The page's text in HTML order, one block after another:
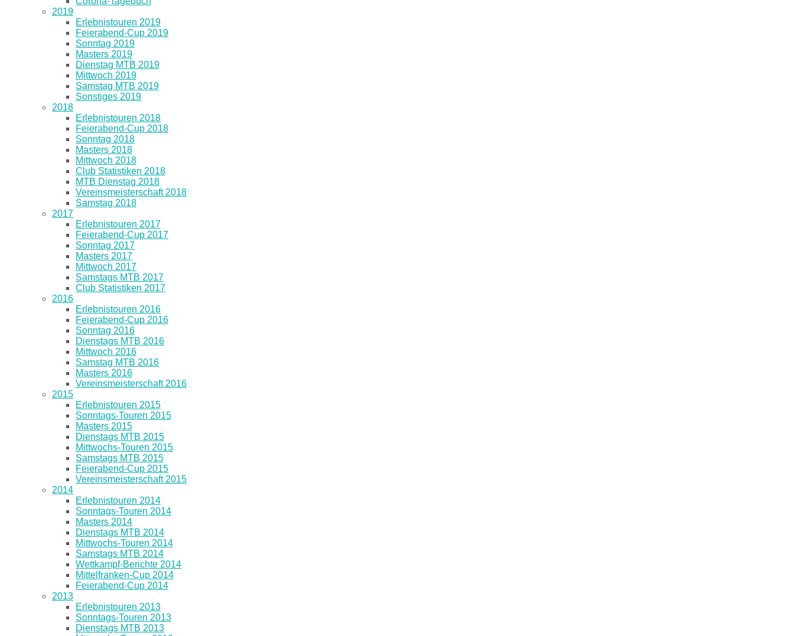
2019
Erlebnistouren 2019
Feierabend-Cup 2019
Sonntag 2019
Masters 2019
Dienstag MTB 2019
Mittwoch 2019
Samstag MTB 2019
Sonstiges 2019
2018
Erlebnistouren 2018
Feierabend-Cup 2018
Sonntag 2018
Masters 2018
Mittwoch 2018
Club Statistiken 2018
MTB Dienstag 2018
Vereinsmeisterschaft 2018
Samstag 2018
2017
Erlebnistouren 2017
Feierabend-Cup 2017
Sonntag 2017
Masters 2017
Mittwoch 2017
Samstags MTB 2017
Club Statistiken 2017
2016
Erlebnistouren 2016
Feierabend-Cup 2016
Sonntag 2016
Dienstags MTB 2016
Mittwoch 2016
Samstag MTB 2016
Masters 2016
Vereinsmeisterschaft 2016
2015
Erlebnistouren 2015
Sonntags-Touren 2015
Masters 2015
Dienstags MTB 2015
Mittwochs-Touren 2015
Samstags MTB 2015
Feierabend-Cup 2015
Vereinsmeisterschaft 2015
2014
Erlebnistouren 2014
Sonntags-Touren 2014
Masters 2014
Dienstags MTB 2014
Mittwochs-Touren 2014
Samstags MTB 2014
Wettkampf-Berichte 2014
Mittelfranken-Cup 2014
Feierabend-Cup 2014
2013
Erlebnistouren 2013
Sonntags-Touren 2013
Dienstags MTB 2013